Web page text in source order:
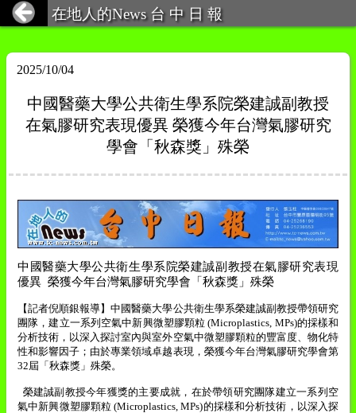
在地人的News 台 中 日 報
2025/10/04
中國醫藥大學公共衛生學系院榮建誠副教授
在氣膠研究表現優異 榮獲今年台灣氣膠研究
學會「秋森獎」殊榮
中國醫藥大學公共衛生學系院榮建誠副教授在氣膠研究表現
優異 榮獲今年台灣氣膠研究學會「秋森獎」殊榮
【記者倪順銀報導】中國醫藥大學公共衛生學系榮建誠副教授帶領研究
團隊，建立一系列空氣中新興微塑膠顆粒 (Microplastics, MPs)的採樣和
分析技術，以深入探討室內與室外空氣中微塑膠顆粒的豐富度、物化特
性和影響因子；由於專業領域卓越表現，榮獲今年台灣氣膠研究學會第
32屆「秋森獎」殊榮。
榮建誠副教授今年獲獎的主要成就，在於帶領研究團隊建立一系列空
氣中新興微塑膠顆粒 (Microplastics, MPs)的採樣和分析技術，以深入探